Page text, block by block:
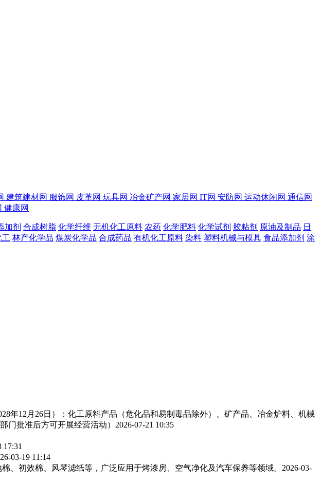
建筑建材网 服饰网 皮革网 玩具网 冶金矿产网 家居网 IT网 安防网 运动休闲网 通信网
健康网
加剂 合成树脂 化学纤维 无机化工原料 农药 化学肥料 化学试剂 胶粘剂 原油及制品 日
工 林产化学品 煤炭化学品 合成药品 有机化工原料 染料 塑料机械与模具 食品添加剂 涂
年12月26日）：化工原料产品（危化品和易制毒品除外）、矿产品、冶金炉料、机械
门批准后方可开展经营活动） 2026-07-21 10:35
17:31
03-19 11:14
、初效棉、风琴滤纸‌等，广泛应用于烤漆房、空气净化及汽车保养等领域。‌‌ 2026-03-